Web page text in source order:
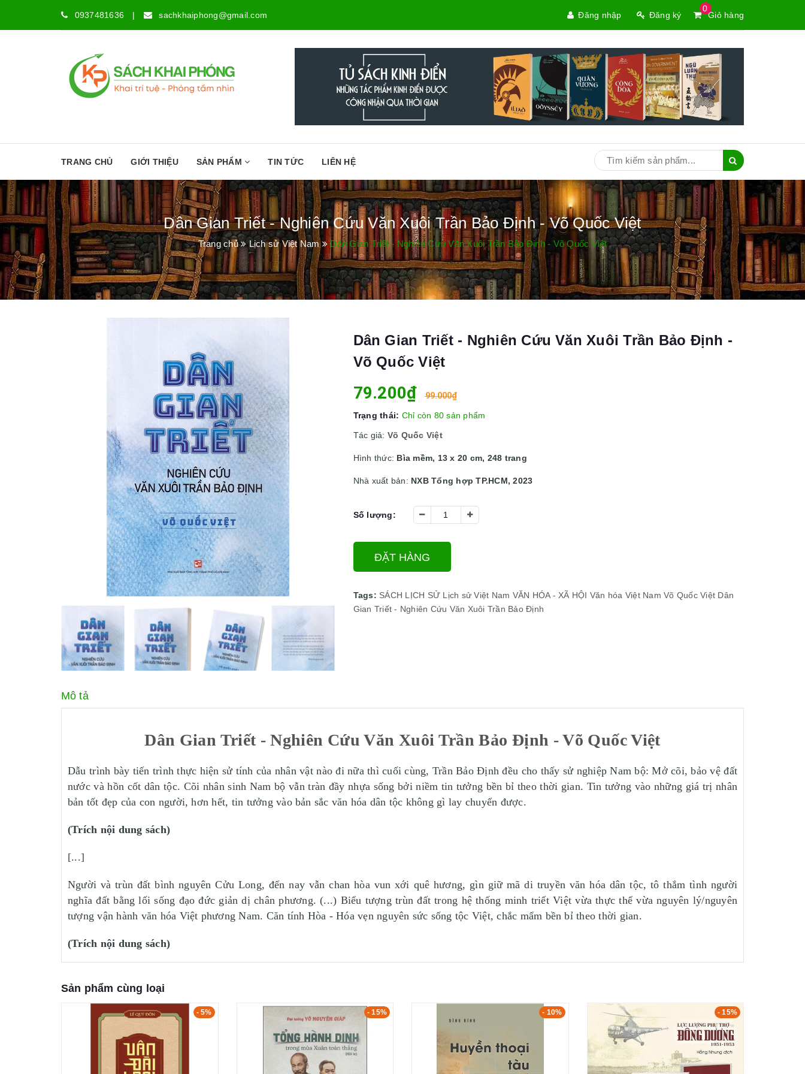
0937481636 | sachkhaiphong@gmail.com
0
Giỏ hàng
Đăng nhập Đăng ký
TRANG CHỦ GIỚI THIỆU SẢN PHẨM TIN TỨC LIÊN HỆ
Dân Gian Triết - Nghiên Cứu Văn Xuôi Trần Bảo Định - Võ Quốc Việt
Trang chủ Lịch sử Việt Nam Dân Gian Triết - Nghiên Cứu Văn Xuôi Trần Bảo Định - Võ Quốc Việt
Dân Gian Triết - Nghiên Cứu Văn Xuôi Trần Bảo Định -
Võ Quốc Việt
79.200₫ 99.000₫
Trạng thái: Chỉ còn 80 sản phẩm
Tác giả: Võ Quốc Việt
Hình thức: Bìa mềm, 13 x 20 cm, 248 trang
Nhà xuất bản: NXB Tổng hợp TP.HCM, 2023
Số lượng:
ĐẶT HÀNG
Tags: SÁCH LỊCH SỬ Lịch sử Việt Nam VĂN HÓA - XÃ HỘI Văn hóa Việt Nam Võ Quốc Việt Dân
Gian Triết - Nghiên Cứu Văn Xuôi Trần Bảo Định
Mô tả
Dân Gian Triết - Nghiên Cứu Văn Xuôi Trần Bảo Định - Võ Quốc Việt
Dẫu trình bày tiến trình thực hiện sử tính của nhân vật nào đi nữa thì cuối cùng, Trần Bảo Định đều cho thấy sử nghiệp Nam bộ: Mở cõi, bảo vệ đất
nước và hồn cốt dân tộc. Cõi nhân sinh Nam bộ vẫn tràn đầy nhựa sống bởi niềm tin tưởng bền bỉ theo thời gian. Tin tưởng vào những giá trị nhân
bản tốt đẹp của con người, hơn hết, tin tưởng vào bản sắc văn hóa dân tộc không gì lay chuyển được.
(Trích nội dung sách)
[...]
Người và trùn đất bình nguyên Cửu Long, đến nay vẫn chan hòa vun xới quê hương, gìn giữ mã di truyền văn hóa dân tộc, tô thắm tình người
nghĩa đất bằng lối sống đạo đức giản dị chân phương. (...) Biểu tượng trùn đất trong hệ thống minh triết Việt vừa thực thể vừa nguyên lý/nguyên
tượng vận hành văn hóa Việt phương Nam. Căn tính Hòa - Hóa vẹn nguyên sức sống tộc Việt, chắc mẩm bền bỉ theo thời gian.
(Trích nội dung sách)
Sản phẩm cùng loại
- 5% - 15% - 10% - 15%